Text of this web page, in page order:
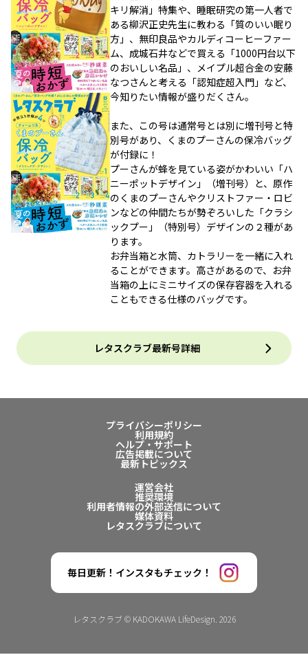
キリ解消」特集や、睡眠研究の第一人者で
ある柳沢正史先生に教わる「質のいい眠り
方」、無印良品やカルディコーヒーファー
ム、成城石井などで買える「1000円台以下
のおいしい名品」、メイプル超合金の安藤
なつさんと考える「認知症超入門」など、
今知りたい情報が盛りだくさん。
また、この号は通常号とは別に増刊号と特
別号があり、くまのプーさんの保冷バッグ
が付録に！
プーさんが蜂を見ている姿がかわいい「ハ
ニーポットデザイン」（増刊号）と、原作
のくまのプーさんやクリストファー・ロビ
ンなどの仲間たちが勢ぞろいした「クラシ
ックプー」（特別号）デザインの２種があ
ります。
お弁当箱と水筒、カトラリーを一緒に入れ
ることができます。高さがあるので、お弁
当箱の上にミニサイズの保存容器を入れる
こともできる仕様のバッグです。
レタスクラブ最新号詳細
プライバシーポリシー
利用規約
ヘルプ・サポート
広告掲載について
最新トピックス
運営会社
推奨環境
利用者情報の外部送信について
媒体資料
レタスクラブについて
毎日更新！インスタもチェック！
レタスクラブ © KADOKAWA LifeDesign. 2026